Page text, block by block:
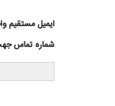
ایمیل مستقیم
شماره تماس